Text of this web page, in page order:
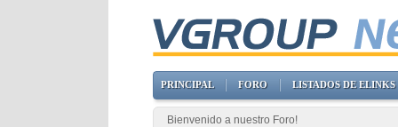
PRINCIPAL FORO LISTADOS DE ELINKS
Bienvenido a nuestro Foro!